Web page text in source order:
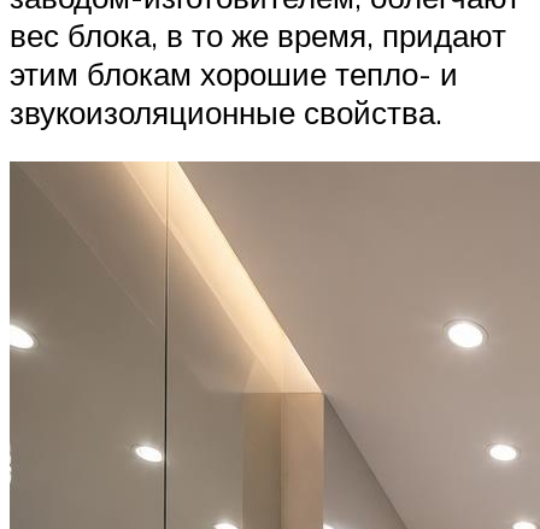
вес блока, в то же время, придают
этим блокам хорошие тепло- и
звукоизоляционные свойства.